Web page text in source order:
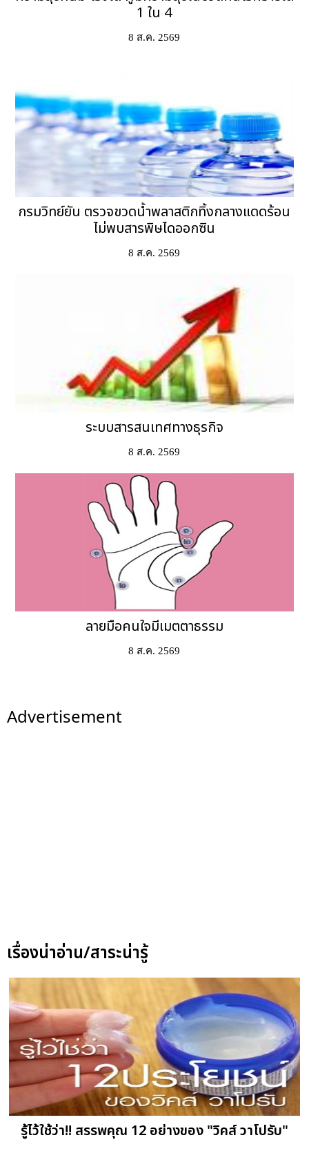
1 ใน 4
8 ส.ค. 2569
กรมวิทย์ยัน ตรวจขวดน้ำพลาสติกทิ้งกลางแดดร้อน
ไม่พบสารพิษไดออกซิน
8 ส.ค. 2569
ระบบสารสนเทศทางธุรกิจ
8 ส.ค. 2569
ลายมือคนใจมีเมตตาธรรม
8 ส.ค. 2569
Advertisement
เรื่องน่าอ่าน/สาระน่ารู้
รู้ไว้ใช้ว่า!! สรรพคุณ 12 อย่างของ "วิคส์ วาโปรับ"